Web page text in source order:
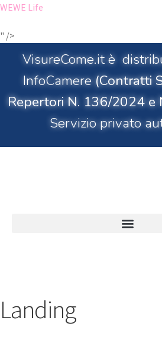
WEWE Life
" />
VisureCome.it è
InfoCamere(Contratti
Repertori N. 136/2024 e
Servizio privato
Landing